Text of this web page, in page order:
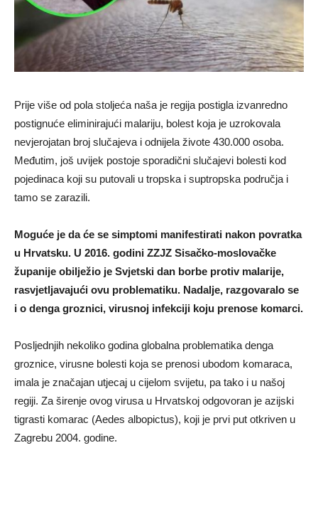
Prije više od pola stoljeća naša je regija postigla izvanredno
postignuće eliminirajući malariju, bolest koja je uzrokovala
nevjerojatan broj slučajeva i odnijela živote 430.000 osoba.
Međutim, još uvijek postoje sporadični slučajevi bolesti kod
pojedinaca koji su putovali u tropska i suptropska područja i
tamo se zarazili.
Moguće je da će se simptomi manifestirati nakon povratka
u Hrvatsku. U 2016. godini ZZJZ Sisačko-moslovačke
županije obilježio je Svjetski dan borbe protiv malarije,
rasvjetljavajući ovu problematiku. Nadalje, razgovaralo se
i o denga groznici, virusnoj infekciji koju prenose komarci.
Posljednjih nekoliko godina globalna problematika denga
groznice, virusne bolesti koja se prenosi ubodom komaraca,
imala je značajan utjecaj u cijelom svijetu, pa tako i u našoj
regiji. Za širenje ovog virusa u Hrvatskoj odgovoran je azijski
tigrasti komarac (Aedes albopictus), koji je prvi put otkriven u
Zagrebu 2004. godine.